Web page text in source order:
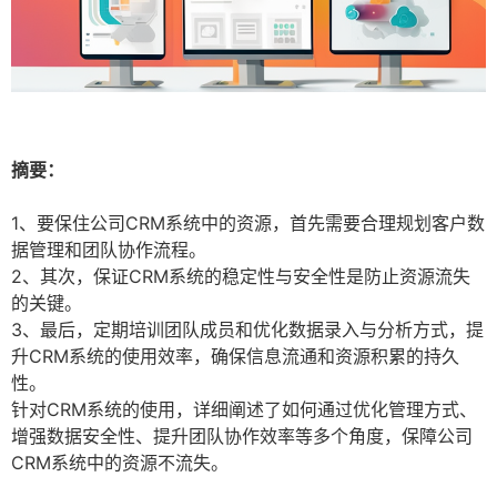
摘要：
1、要保住公司CRM系统中的资源，首先需要合理规划客户数
据管理和团队协作流程。
2、其次，保证CRM系统的稳定性与安全性是防止资源流失
的关键。
3、最后，定期培训团队成员和优化数据录入与分析方式，提
升CRM系统的使用效率，确保信息流通和资源积累的持久
性。
针对CRM系统的使用，详细阐述了如何通过优化管理方式、
增强数据安全性、提升团队协作效率等多个角度，保障公司
CRM系统中的资源不流失。